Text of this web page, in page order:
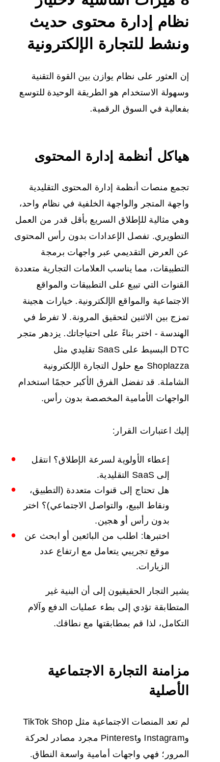
نظام إدارة محتوى حديث
ونشط للتجارة الإلكترونية
إن العثور على نظام يوازن بين القوة التقنية
وسهولة الاستخدام هو الطريقة الوحيدة للتوسع
بفعالية في السوق الرقمية.
هياكل أنظمة إدارة المحتوى
تجمع منصات أنظمة إدارة المحتوى التقليدية
واجهة المتجر والواجهة الخلفية في نظام واحد،
وهي مثالية للإطلاق السريع بأقل قدر من العمل
التطويري. تفصل الإعدادات بدون رأس المحتوى
عن العرض التقديمي عبر واجهات برمجة
التطبيقات، مما يناسب العلامات التجارية متعددة
القنوات التي تبيع على التطبيقات والمواقع
الاجتماعية والمواقع الإلكترونية. خيارات هجينة
تمزج بين الاثنين لتحقيق المرونة. لا تفرط في
الهندسة - اختر بناءً على احتياجاتك. يزدهر متجر
DTC البسيط على SaaS تقليدي مثل
Shoplazza مع حلول التجارة الإلكترونية
الشاملة. قد تفضل الفرق الأكبر حجمًا استخدام
الواجهات الأمامية المخصصة بدون رأس.
إليك اعتبارات القرار:
إعطاء الأولوية لسرعة الإطلاق؟ انتقل
إلى SaaS التقليدية.
هل تحتاج إلى قنوات متعددة (التطبيق،
ونقاط البيع، والتواصل الاجتماعي)؟ اختر
بدون رأس أو هجين.
اختبرها: اطلب من البائعين أو ابحث عن
موقع تجريبي يتعامل مع ارتفاع عدد
الزيارات.
يشير التجار الحقيقيون إلى أن البنية غير
المتطابقة تؤدي إلى بطء عمليات الدفع وآلام
التكامل، لذا قم بمطابقتها مع نطاقك.
مزامنة التجارة الاجتماعية
الأصلية
لم تعد المنصات الاجتماعية مثل TikTok Shop
وInstagram وPinterest مجرد مصادر لحركة
المرور؛ فهي واجهات أمامية واسعة النطاق.